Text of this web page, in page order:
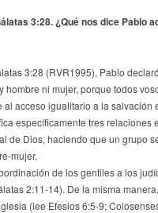
3:28. ¿Qué nos dice Pablo
3:28 (RVR1995), Pablo
hombre ni mujer, porque todos
al acceso igualitario a la salvación
específicamente tres
de Dios, haciendo que un grupo
mujer.
de los gentiles a los
2:11-14). De la misma
(lee Efesios 6:5-9;